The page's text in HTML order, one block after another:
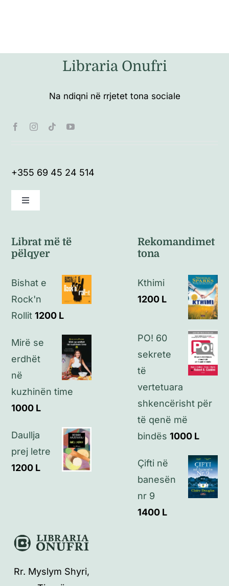
Libraria Onufri
Na ndiqni në rrjetet tona sociale
+355 69 45 24 514
Toggle
Politikat e kthimeve
Politikat e privatësisë
Kontakt
Librat më të
pëlqyer
Bishat e
Rock'n
Rollit 1200 L
Mirë se
erdhët
në
kuzhinën time
1000 L
Daullja
prej letre
1200 L
Rekomandimet
tona
Kthimi
1200 L
PO! 60
sekrete
të
vertetuara
shkencërisht për
të qenë më
bindës 1000 L
Çifti në
banesën
nr 9
1400 L
Rr. Myslym Shyri,